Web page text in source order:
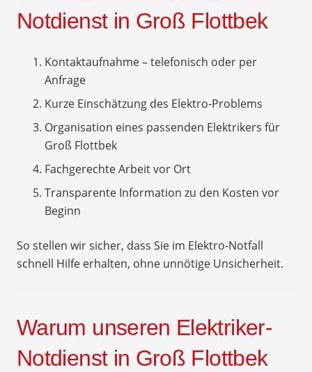
Notdienst in Groß Flottbek
Kontaktaufnahme – telefonisch oder per
Anfrage
Kurze Einschätzung des Elektro-Problems
Organisation eines passenden Elektrikers für
Groß Flottbek
Fachgerechte Arbeit vor Ort
Transparente Information zu den Kosten vor
Beginn
So stellen wir sicher, dass Sie im Elektro-Notfall
schnell Hilfe erhalten, ohne unnötige Unsicherheit.
Warum unseren Elektriker-
Notdienst in Groß Flottbek